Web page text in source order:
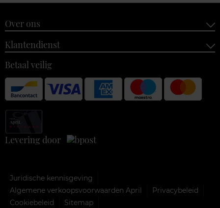
Over ons
Klantendienst
Betaal veilig
Levering door
Juridische kennisgeving
Algemene verkoopsvoorwaarden April
Privacybeleid
Cookiebeleid
Sitemap